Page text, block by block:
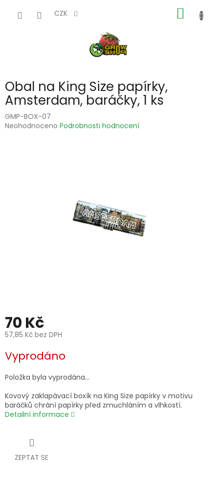
CZK
KOŠÍK
Obal na King Size papírky,
Amsterdam, baráčky, 1 ks
GMP-BOX-07
Průměrné
Neohodnoceno Podrobnosti hodnocení
70 Kč
57,85 Kč bez DPH
cena:
Vyprodáno
Položka byla vyprodána…
Kovový zaklapávací boxík na King Size papírky v motivu
baráčků chrání papírky před zmuchláním a vlhkostí.
Detailní informace
ZEPTAT SE